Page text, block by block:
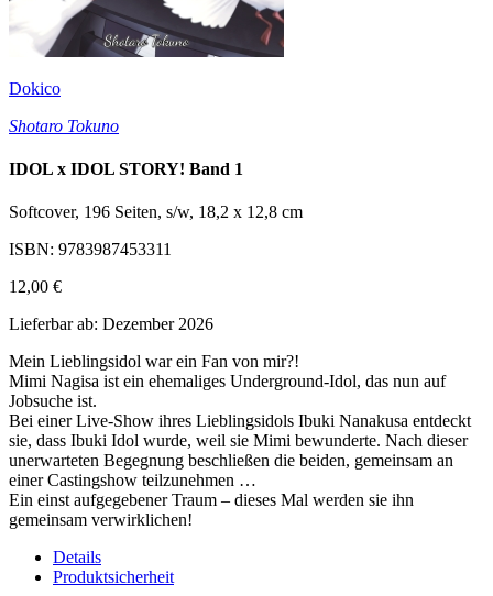
Dokico
Shotaro Tokuno
IDOL x IDOL STORY! Band 1
Softcover, 196 Seiten, s/w, 18,2 x 12,8 cm
ISBN: 9783987453311
12,00 €
Lieferbar ab: Dezember 2026
Mein Lieblingsidol war ein Fan von mir?!
Mimi Nagisa ist ein ehemaliges Underground-Idol, das nun auf
Jobsuche ist.
Bei einer Live-Show ihres Lieblingsidols Ibuki Nanakusa entdeckt
sie, dass Ibuki Idol wurde, weil sie Mimi bewunderte. Nach dieser
unerwarteten Begegnung beschließen die beiden, gemeinsam an
einer Castingshow teilzunehmen …
Ein einst aufgegebener Traum – dieses Mal werden sie ihn
gemeinsam verwirklichen!
Details
Produktsicherheit